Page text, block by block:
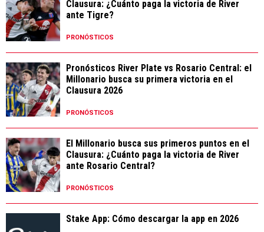
Clausura: ¿Cuánto paga la victoria de River
ante Tigre?
PRONÓSTICOS
Pronósticos River Plate vs Rosario Central: el
Millonario busca su primera victoria en el
Clausura 2026
PRONÓSTICOS
El Millonario busca sus primeros puntos en el
Clausura: ¿Cuánto paga la victoria de River
ante Rosario Central?
PRONÓSTICOS
Stake App: Cómo descargar la app en 2026